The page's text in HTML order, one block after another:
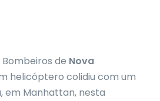
de Nova
helicóptero colidiu com um
em Manhattan, nesta